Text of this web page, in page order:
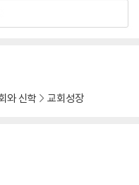
와 신학 교회성장